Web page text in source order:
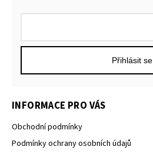
Přihlásit se
INFORMACE PRO VÁS
Obchodní podmínky
Podmínky ochrany osobních údajů